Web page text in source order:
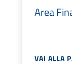
Area
VAI ALLA